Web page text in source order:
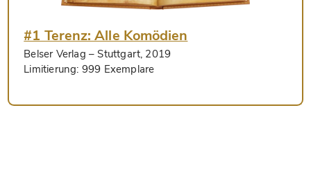
#1 Terenz: Alle Komödien
Belser Verlag – Stuttgart, 2019
Limitierung: 999 Exemplare